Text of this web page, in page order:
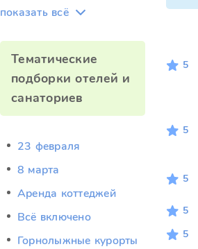
показать всё
Тематические
подборки отелей и
санаториев
23 февраля
8 марта
Аренда коттеджей
Всё включено
Горнолыжные курорты
5
5
5
5
5